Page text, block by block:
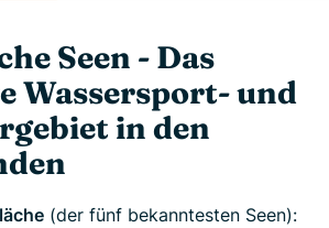
Seen - Das
Wassersport- und
in den
(der fünf bekanntesten Seen):